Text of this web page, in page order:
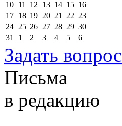
10 11 12 13 14 15 16
17 18 19 20 21 22 23
24 25 26 27 28 29 30
31
1 2 3 4 5 6
Задать вопрос
Письма
в редакцию